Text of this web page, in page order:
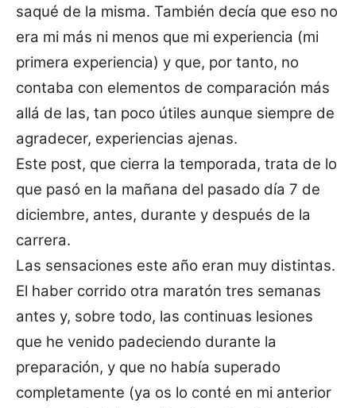
saqué de la misma. También decía que eso no
era mi más ni menos que mi experiencia (mi
primera experiencia) y que, por tanto, no
contaba con elementos de comparación más
allá de las, tan poco útiles aunque siempre de
agradecer, experiencias ajenas.
Este post, que cierra la temporada, trata de lo
que pasó en la mañana del pasado día 7 de
diciembre, antes, durante y después de la
carrera.
Las sensaciones este año eran muy distintas.
El haber corrido otra maratón tres semanas
antes y, sobre todo, las continuas lesiones
que he venido padeciendo durante la
preparación, y que no había superado
completamente (ya os lo conté en mi anterior